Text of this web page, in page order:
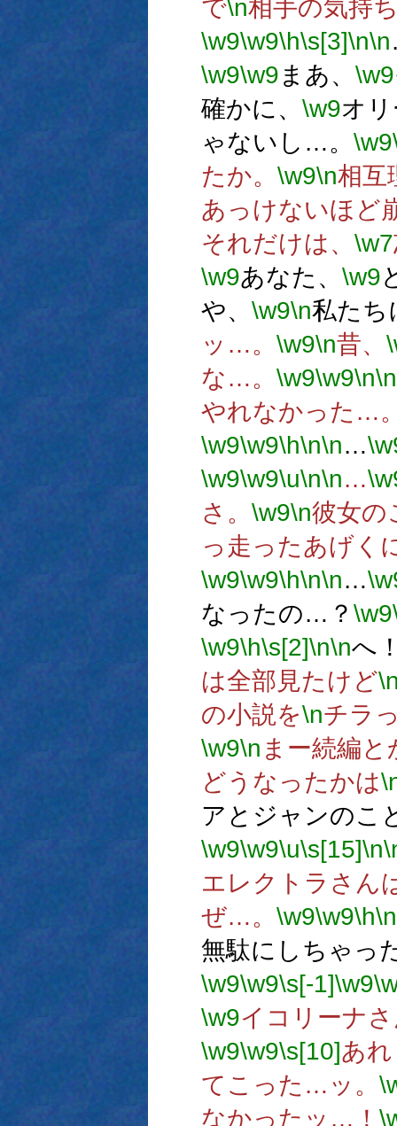
で\n相手の気持
\w9\w9\h\s[3]\n\n
\w9\w9まあ、 \w9
確かに、 \w9オ
ゃないし…。 \w9
たか。 \w9\n相互
あっけないほど
それだけは、 \w7
\w9あなた、 \w9
や、 \w9\n私たち
ッ…。 \w9\n昔、
な…。 \w9\w9\n\n
やれなかった…
\w9\w9\h\n\n…
\w9\w9\u\n\n…
さ。 \w9\n彼女の
っ走ったあげく
\w9\w9\h\n\n…
なったの…？ \w9
\w9\h\s[2]\n\nへ
は全部見たけど
の小説を\nチラ
\w9\n まー続編
どうなったかは
アとジャンの
\w9\w9\u\s[15]\n
エレクトラさん
ぜ…。 \w9\w9\h\n
無駄にしちゃっ
\w9\w9\s[-1]\w9
\w9イコリーナ
\w9\w9\s[10]あ
てこった…ッ。
なかったッ…！